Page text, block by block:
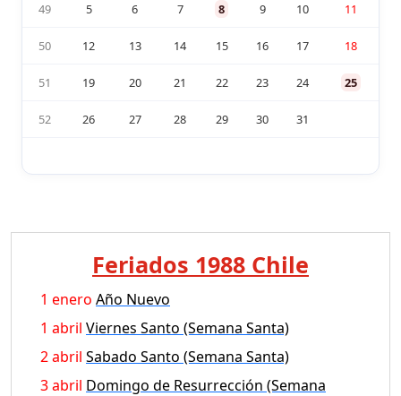
49 5 6 7 8 9 10 11
50 12 13 14 15 16 17 18
51 19 20 21 22 23 24 25
52 26 27 28 29 30 31
Feriados 1988 Chile
1 enero Año Nuevo
1 abril Viernes Santo (Semana Santa)
2 abril Sabado Santo (Semana Santa)
3 abril Domingo de Resurrección (Semana